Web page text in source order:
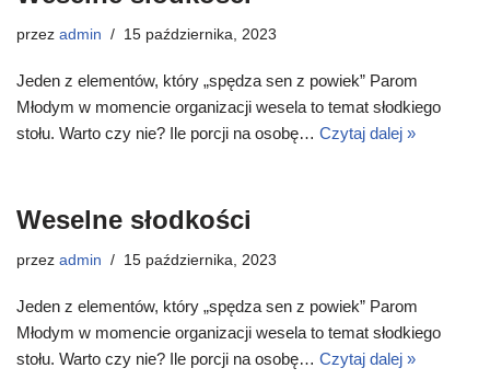
przez admin 15 października, 2023
Jeden z elementów, który „spędza sen z powiek” Parom
Młodym w momencie organizacji wesela to temat słodkiego
stołu. Warto czy nie? Ile porcji na osobę… Czytaj dalej »
Weselne słodkości
przez admin 15 października, 2023
Jeden z elementów, który „spędza sen z powiek” Parom
Młodym w momencie organizacji wesela to temat słodkiego
stołu. Warto czy nie? Ile porcji na osobę… Czytaj dalej »